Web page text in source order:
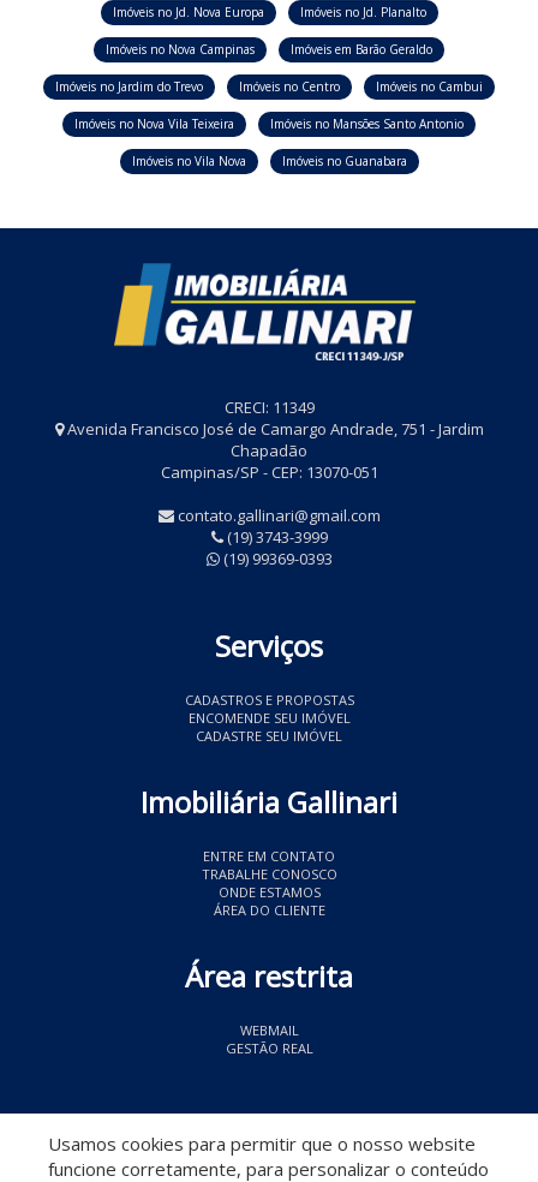
Imóveis no Jd. Nova Europa Imóveis no Jd. Planalto
Imóveis no Nova Campinas Imóveis em Barão Geraldo
Imóveis no Jardim do Trevo Imóveis no Centro Imóveis no Cambui
Imóveis no Nova Vila Teixeira Imóveis no Mansões Santo Antonio
Imóveis no Vila Nova Imóveis no Guanabara
CRECI: 11349
Avenida Francisco José de Camargo Andrade, 751 - Jardim
Chapadão
Campinas/SP - CEP: 13070-051
contato.gallinari@gmail.com
(19) 3743-3999
(19) 99369-0393
Serviços
CADASTROS E PROPOSTAS
ENCOMENDE SEU IMÓVEL
CADASTRE SEU IMÓVEL
Imobiliária Gallinari
ENTRE EM CONTATO
TRABALHE CONOSCO
ONDE ESTAMOS
ÁREA DO CLIENTE
Área restrita
WEBMAIL
GESTÃO REAL
Usamos cookies para permitir que o nosso website
funcione corretamente, para personalizar o conteúdo